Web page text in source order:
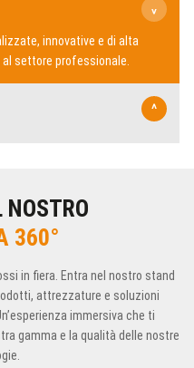
^
innovative e di alta
settore professionale.
^
NOSTRO
360°
in fiera. Entra nel nostro stand
attrezzature e soluzioni
immersiva che ti
gamma e la qualità delle nostre